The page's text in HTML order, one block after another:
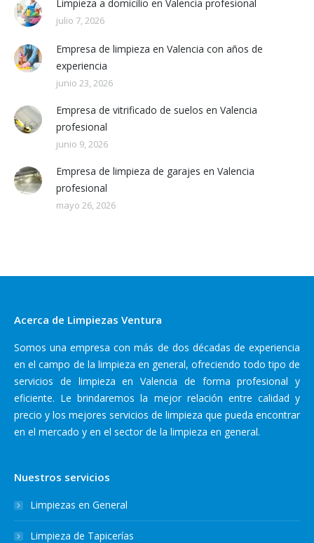
Limpieza a domicilio en Valencia profesional
julio 7, 2026
Empresa de limpieza en Valencia con años de
experiencia
junio 23, 2026
Empresa de vitrificado de suelos en Valencia
profesional
junio 9, 2026
Empresa de limpieza de garajes en Valencia
profesional
mayo 26, 2026
Acerca de Limpiezas Ventura
Somos una empresa con más de dos décadas de experiencia
en el campo de la limpieza en general, ofreciendo todo tipo de
servicios de limpieza en Valencia de forma profesional y
eficiente. Le brindaremos la mejor relación entre calidad y
precio y los mejores servicios de limpieza que pueda encontrar
en el mercado y en el sector de la limpieza en general.
Nuestros servicios
Limpiezas en General
Limpieza de Tapicerías